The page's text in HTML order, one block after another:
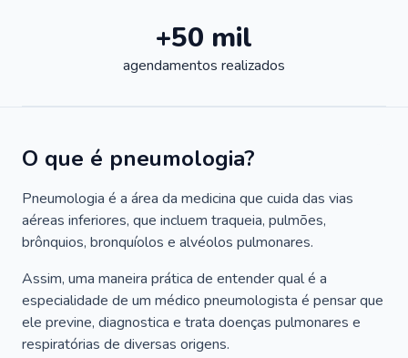
+50 mil
agendamentos realizados
O que é pneumologia?
Pneumologia é a área da medicina que cuida das vias
aéreas inferiores, que incluem traqueia, pulmões,
brônquios, bronquíolos e alvéolos pulmonares.
Assim, uma maneira prática de entender qual é a
especialidade de um médico pneumologista é pensar que
ele previne, diagnostica e trata doenças pulmonares e
respiratórias de diversas origens.